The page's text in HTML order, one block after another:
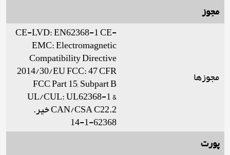
مجوز
مجوزها
CE-LVD: EN62368-1 CE-
EMC: Electromagnetic
Compatibility Directive
2014/30/EU FCC: 47 CFR
FCC Part 15, Subpart B
UL/CUL: UL62368-1 &
CAN/CSA C22.2 خیر.
62368-1-14
پورت